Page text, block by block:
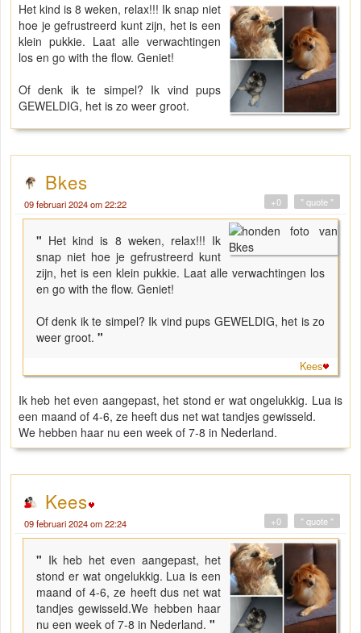
Het kind is 8 weken, relax!!! Ik snap niet
hoe je gefrustreerd kunt zijn, het is een
klein pukkie. Laat alle verwachtingen
los en go with the flow. Geniet!
Of denk ik te simpel? Ik vind pups
GEWELDIG, het is zo weer groot.
Bkes
09 februari 2024 om 22:22 " quote "
+0
" Het kind is 8 weken, relax!!! Ik
snap niet hoe je gefrustreerd kunt
zijn, het is een klein pukkie. Laat alle verwachtingen los
en go with the flow. Geniet!
Of denk ik te simpel? Ik vind pups GEWELDIG, het is zo
weer groot. "
Kees
Ik heb het even aangepast, het stond er wat ongelukkig. Lua is
een maand of 4-6, ze heeft dus net wat tandjes gewisseld.
We hebben haar nu een week of 7-8 in Nederland.
Kees
09 februari 2024 om 22:24 " quote "
+0
" Ik heb het even aangepast, het
stond er wat ongelukkig. Lua is een
maand of 4-6, ze heeft dus net wat
tandjes gewisseld.We hebben haar
nu een week of 7-8 in Nederland. "